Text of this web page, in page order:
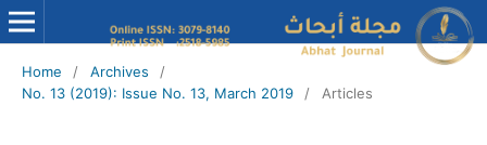
Home / Archives
/
No. 13 (2019): Issue No. 13, March 2019
/ Articles